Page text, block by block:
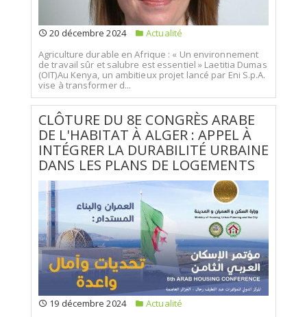
20 décembre 2024
Actualité
Agriculture durable en Afrique : « Un environnement
de travail sûr et salubre est essentiel » Laetitia Dumas
(OIT)Au Kenya, un ambitieux projet lancé par Eni S.p.A.
vise à transformer d...
CLÔTURE DU 8E CONGRÈS ARABE
DE L'HABITAT À ALGER : APPEL À
INTÉGRER LA DURABILITÉ URBAINE
DANS LES PLANS DE LOGEMENTS
19 décembre 2024
Actualité